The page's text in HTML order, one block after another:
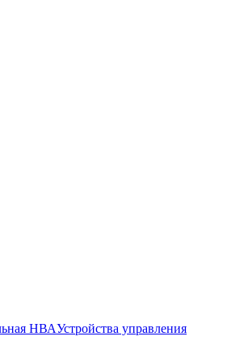
НВАУстройства управления